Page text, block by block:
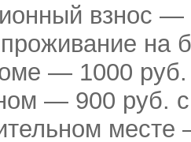
взнос —
на
— 1000 руб.
— 900 руб. с
месте